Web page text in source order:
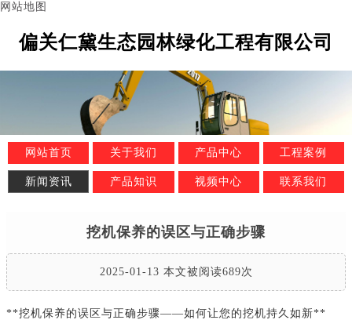
网站地图
偏关仁黛生态园林绿化工程有限公司
网站首页 关于我们 产品中心 工程案例
新闻资讯 产品知识 视频中心 联系我们
挖机保养的误区与正确步骤
2025-01-13 本文被阅读689次
**挖机保养的误区与正确步骤——如何让您的挖机持久如新**